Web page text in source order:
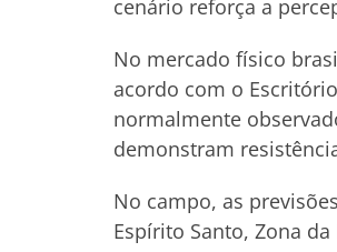
cenário reforça a
No mercado físico
acordo com o
normalmente
demonstram
No campo, as
Espírito Santo, Zona